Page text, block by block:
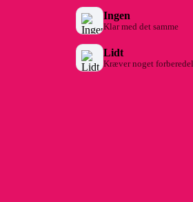
Ingen
Klar med det samme
Lidt
Kræver noget